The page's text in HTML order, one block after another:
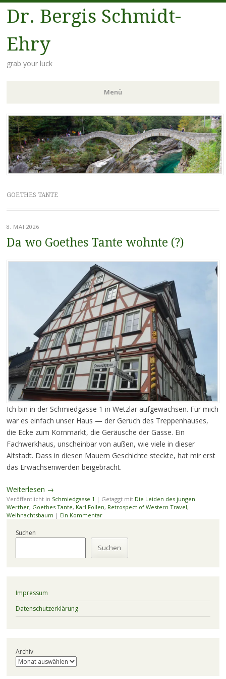
Dr. Bergis Schmidt-
Ehry
grab your luck
Menü
Zum
Inhalt
springen
GOETHES TANTE
8. MAI 2026
Da wo Goethes Tante wohnte (?)
Ich bin in der Schmiedgasse 1 in Wetzlar aufgewachsen. Für mich
war es einfach unser Haus — der Geruch des Treppenhauses,
die Ecke zum Kornmarkt, die Geräusche der Gasse. Ein
Fachwerkhaus, unscheinbar von außen, wie viele in dieser
Altstadt. Dass in diesen Mauern Geschichte steckte, hat mir erst
das Erwachsenwerden beigebracht.
Weiterlesen →
Veröffentlicht in Schmiedgasse 1 | Getaggt mit Die Leiden des jungen
Werther, Goethes Tante, Karl Follen, Retrospect of Western Travel,
Weihnachtsbaum | Ein Kommentar
Suchen
Suchen
Impressum
Datenschutzerklärung
Archiv